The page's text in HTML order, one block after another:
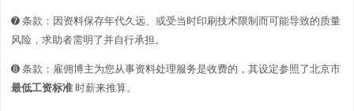
➐ 条款：因资料保存年代久远、或受当时印刷技术限制而可能导致的质量
风险，求助者需明了并自行承担。
➑ 条款：雇佣博主为您从事资料处理服务是收费的，其设定参照了北京市
最低工资标准时薪来推算。